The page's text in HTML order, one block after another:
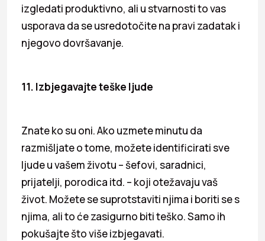
izgledati produktivno, ali u stvarnosti to vas
usporava da se usredotočite na pravi zadatak i
njegovo dovršavanje.
11. Izbjegavajte teške ljude
Znate ko su oni. Ako uzmete minutu da
razmišljate o tome, možete identificirati sve
ljude u vašem životu – šefovi, saradnici,
prijatelji, porodica itd. – koji otežavaju vaš
život. Možete se suprotstaviti njima i boriti se s
njima, ali to će zasigurno biti teško. Samo ih
pokušajte što više izbjegavati.